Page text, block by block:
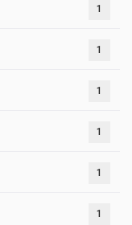
1
1
1
1
1
1